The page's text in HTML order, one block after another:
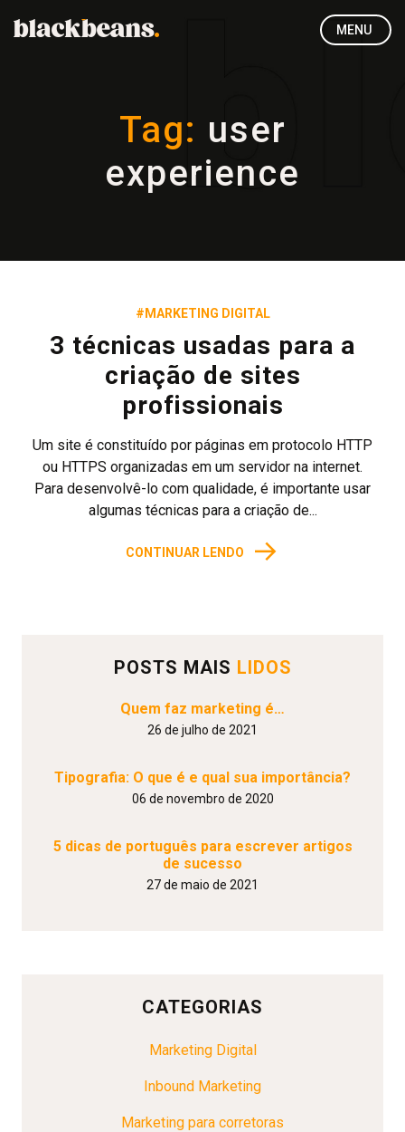
MENU
Tag: user
experience
#MARKETING DIGITAL
3 técnicas usadas para a
criação de sites
profissionais
Um site é constituído por páginas em protocolo HTTP
ou HTTPS organizadas em um servidor na internet.
Para desenvolvê-lo com qualidade, é importante usar
algumas técnicas para a criação de...
CONTINUAR LENDO →
POSTS MAIS LIDOS
Quem faz marketing é…
26 de julho de 2021
Tipografia: O que é e qual sua importância?
06 de novembro de 2020
5 dicas de português para escrever artigos
de sucesso
27 de maio de 2021
CATEGORIAS
Marketing Digital
Inbound Marketing
Marketing para corretoras